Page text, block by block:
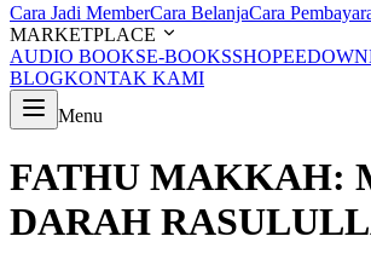
Cara Jadi MemberCara BelanjaCara
MARKETPLACE
AUDIO BOOKSE-BOOKSSHOPEE
BLOGKONTAK KAMI
Menu
FATHU MAKKAH:
DARAH